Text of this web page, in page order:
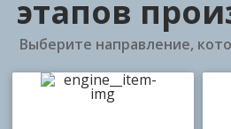
этапов
Выберите направление,